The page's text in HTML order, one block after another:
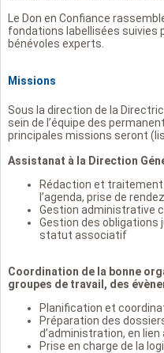
Le Don en Confiance
fondations labellisées suivies
bénévoles experts.
Missions
Sous la direction de la
sein de l’équipe des
principales missions seront
Assistanat à la Direction
Rédaction et
l’agenda, prise de
Gestion administrative
Gestion des obligations
statut associatif
Coordination de la bonne
groupes de travail, des
Planification et
Préparation des
d’administration, en
Prise en charge de la